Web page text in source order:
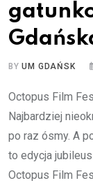
BYUM GDAŃSK
Octopus Film
Najbardziej
po raz ósmy. A
to edycja
Octopus Film